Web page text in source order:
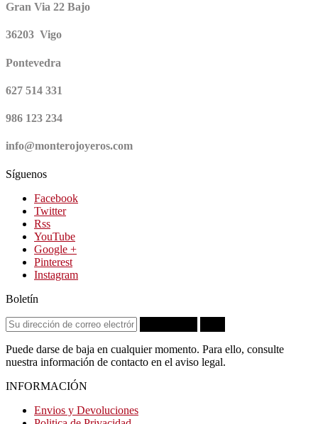
Gran Via 22 Bajo
36203 Vigo
Pontevedra
627 514 331
986 123 234
info@monterojoyeros.com
Síguenos
Facebook
Twitter
Rss
YouTube
Google +
Pinterest
Instagram
Boletín
Puede darse de baja en cualquier momento. Para ello, consulte
nuestra información de contacto en el aviso legal.
INFORMACIÓN
Envios y Devoluciones